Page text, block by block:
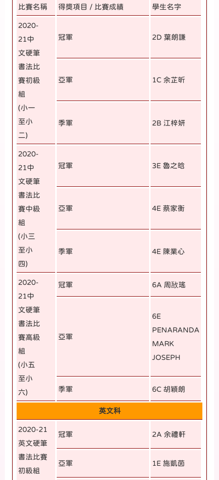
比賽名稱 得獎項目 / 比賽成績 學生名字
2020-
21中
文硬筆
書法比
賽初級
組
(小一
至小
二)
冠軍 2D 葉朗謙
亞軍 1C 余芷昕
季軍 2B 江梓妍
2020-
21中
文硬筆
書法比
賽中級
組
(小三
至小
四)
冠軍 3E 魯之晗
亞軍 4E 蔡家衡
季軍 4E 陳業心
2020-
21中
文硬筆
書法比
賽高級
組
(小五
至小
六)
冠軍 6A 周敔瑤
亞軍
6E
PENARANDA
MARK
JOSEPH
季軍 6C 胡穎朗
英文科
2020-21
英文硬筆
書法比賽
初級組
冠軍 2A 余禮軒
亞軍 1E 施凱茵